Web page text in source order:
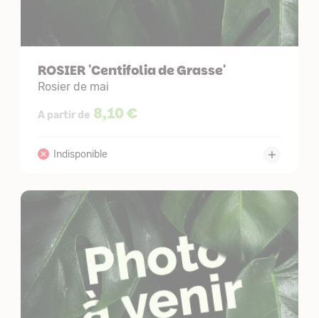
ROSIER 'Centifolia de Grasse'
Rosier de mai
A partir de 8,10 €